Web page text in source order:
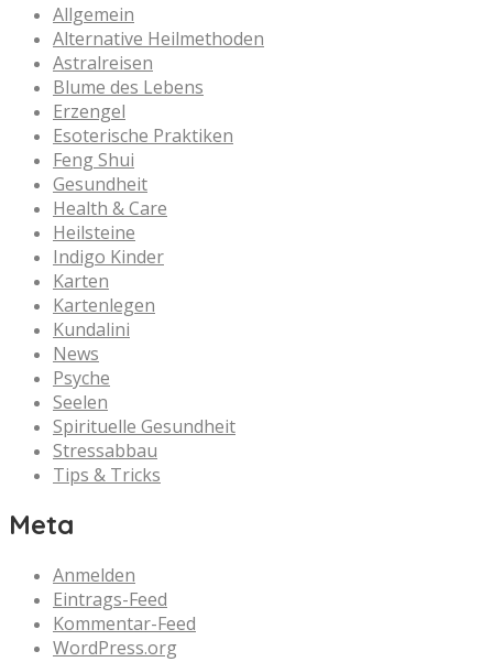
Allgemein
Alternative Heilmethoden
Astralreisen
Blume des Lebens
Erzengel
Esoterische Praktiken
Feng Shui
Gesundheit
Health & Care
Heilsteine
Indigo Kinder
Karten
Kartenlegen
Kundalini
News
Psyche
Seelen
Spirituelle Gesundheit
Stressabbau
Tips & Tricks
Meta
Anmelden
Eintrags-Feed
Kommentar-Feed
WordPress.org